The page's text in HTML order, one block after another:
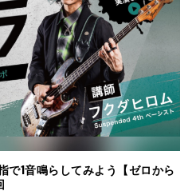
で1音鳴らしてみよう【ゼロから